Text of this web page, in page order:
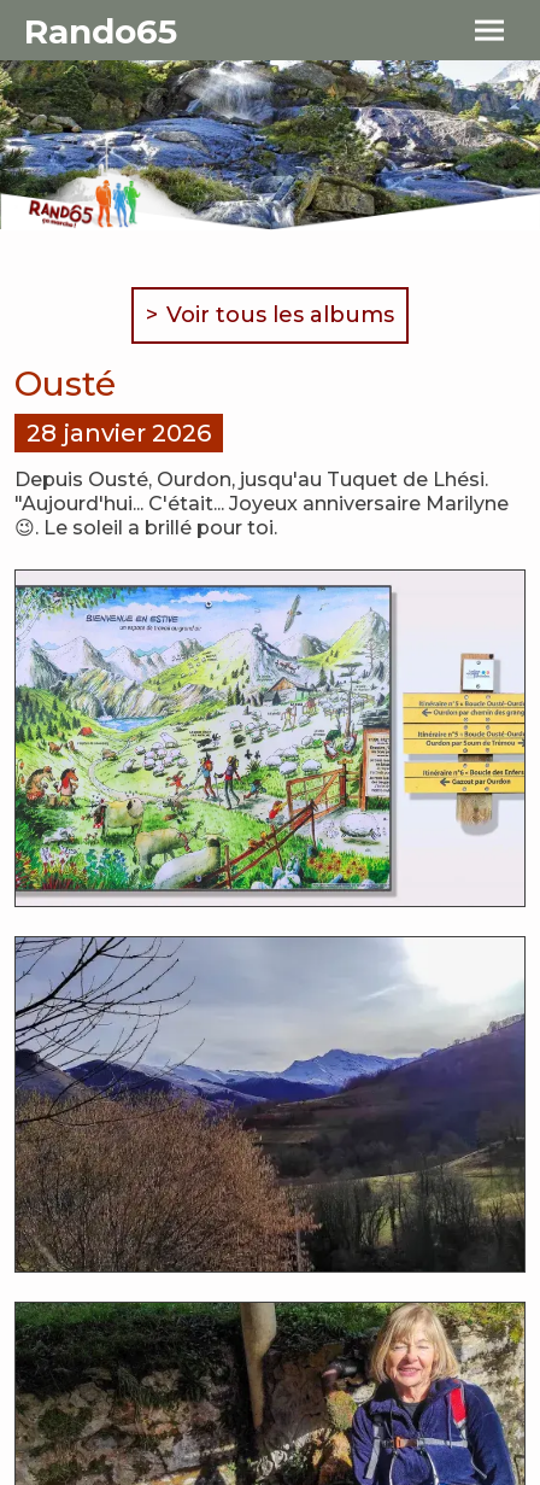
Rando65
Voir tous les albums
Ousté
28 janvier 2026
Depuis Ousté, Ourdon, jusqu'au Tuquet de Lhési.
"Aujourd'hui... C'était... Joyeux anniversaire Marilyne
😉. Le soleil a brillé pour toi.